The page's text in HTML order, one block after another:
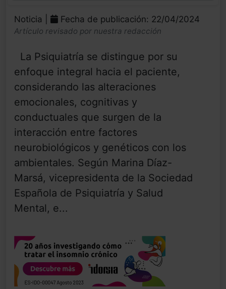
Noticia | Fecha de publicación: 22/04/2024
Artículo revisado por nuestra redacción
La Psiquiatría se distingue por su
enfoque integral hacia el paciente,
considerando las alteraciones
emocionales, cognitivas y
conductuales que surgen de la
interacción entre factores
neurobiológicos y genéticos con los
ambientales. Según Marina Díaz-
Marsá, vicepresidenta de la Sociedad
Española de Psiquiatría y Salud
Mental, e...